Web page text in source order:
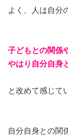
よく、人は自分
子どもとの関係
やはり自分自身
と改めて感じて
自分自身との関